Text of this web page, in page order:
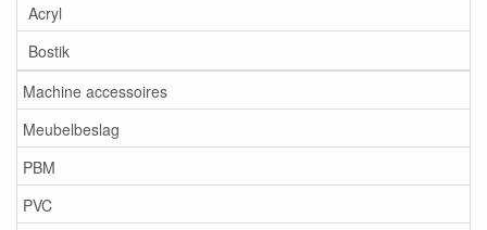
Acryl
Bostik
Machine accessoires
Meubelbeslag
PBM
PVC